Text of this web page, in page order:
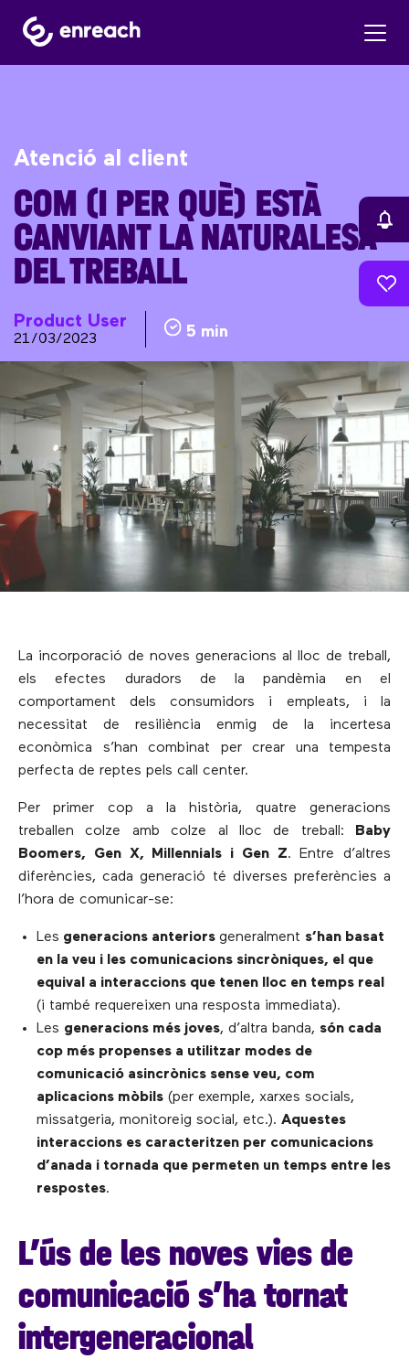
Atenció al client
COM (I PER QUÈ) ESTÀ
CANVIANT LA NATURALESA
DEL TREBALL
Product User
21/03/2023 5 min
La incorporació de noves generacions al lloc de treball,
els efectes duradors de la pandèmia en el
comportament dels consumidors i empleats, i la
necessitat de resiliència enmig de la incertesa
econòmica s’han combinat per crear una tempesta
perfecta de reptes pels call center.
Per primer cop a la història, quatre generacions
treballen colze amb colze al lloc de treball: Baby
Boomers, Gen X, Millennials i Gen Z. Entre d’altres
diferències, cada generació té diverses preferències a
l’hora de comunicar-se:
Les generacions anteriors generalment s’han basat
en la veu i les comunicacions sincròniques, el que
equival a interaccions que tenen lloc en temps real
(i també requereixen una resposta immediata).
Les generacions més joves, d’altra banda, són cada
cop més propenses a utilitzar modes de
comunicació asincrònics sense veu, com
aplicacions mòbils (per exemple, xarxes socials,
missatgeria, monitoreig social, etc.). Aquestes
interaccions es caracteritzen per comunicacions
d’anada i tornada que permeten un temps entre les
respostes.
L’ús de les noves vies de
comunicació s’ha tornat
intergeneracional